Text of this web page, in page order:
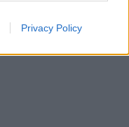
Privacy Policy